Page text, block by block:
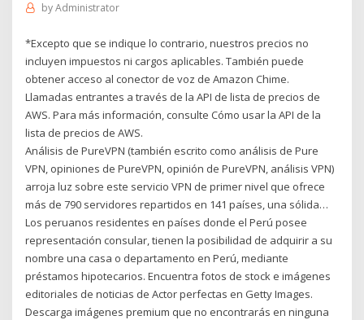
byAdministrator
*Excepto que se indique lo contrario, nuestros precios no
incluyen impuestos ni cargos aplicables. También puede
obtener acceso al conector de voz de Amazon Chime.
Llamadas entrantes a través de la API de lista de precios de
AWS. Para más información, consulte Cómo usar la API de la
lista de precios de AWS.
Análisis de PureVPN (también escrito como análisis de Pure
VPN, opiniones de PureVPN, opinión de PureVPN, análisis VPN)
arroja luz sobre este servicio VPN de primer nivel que ofrece
más de 790 servidores repartidos en 141 países, una sólida…
Los peruanos residentes en países donde el Perú posee
representación consular, tienen la posibilidad de adquirir a su
nombre una casa o departamento en Perú, mediante
préstamos hipotecarios. Encuentra fotos de stock e imágenes
editoriales de noticias de Actor perfectas en Getty Images.
Descarga imágenes premium que no encontrarás en ninguna